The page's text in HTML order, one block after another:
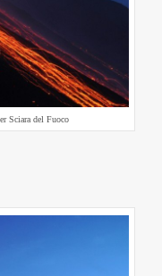
Sciara del Fuoco